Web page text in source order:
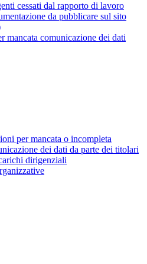
cessati dal rapporto di lavoro
da pubblicare sul sito
mancata comunicazione dei dati
per mancata o incompleta
dei dati da parte dei titolari
dirigenziali